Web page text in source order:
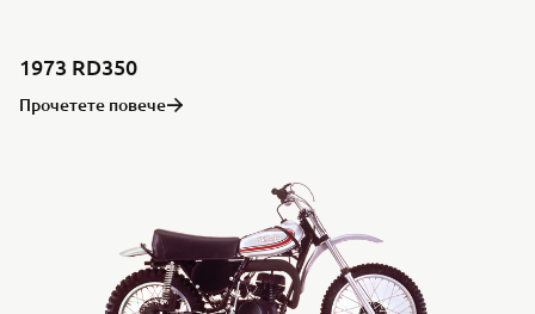
1973 RD350
Прочетете повече